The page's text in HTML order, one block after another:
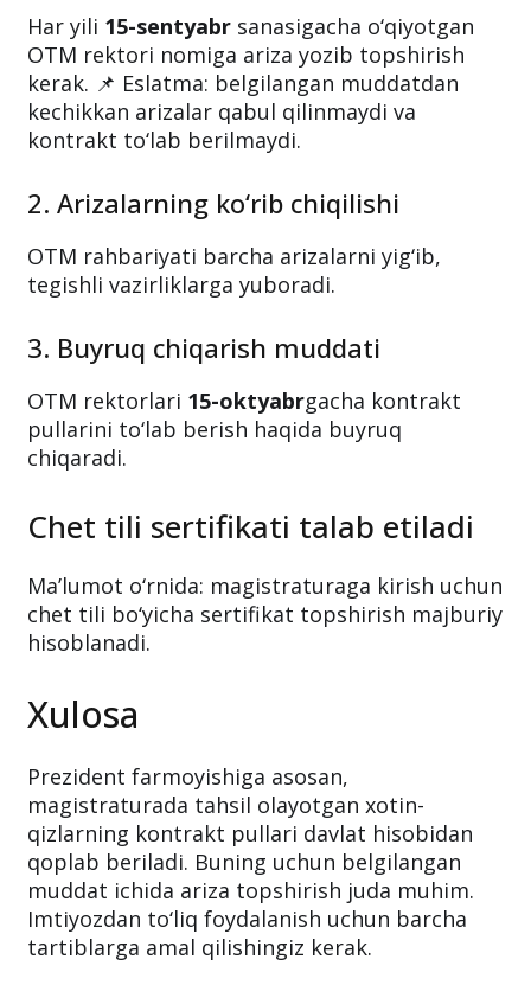
Har yili 15-sentyabr sanasigacha o‘qiyotgan
OTM rektori nomiga ariza yozib topshirish
kerak. 📌 Eslatma: belgilangan muddatdan
kechikkan arizalar qabul qilinmaydi va
kontrakt to‘lab berilmaydi.
2. Arizalarning ko‘rib chiqilishi
OTM rahbariyati barcha arizalarni yig‘ib,
tegishli vazirliklarga yuboradi.
3. Buyruq chiqarish muddati
OTM rektorlari 15-oktyabrgacha kontrakt
pullarini to‘lab berish haqida buyruq
chiqaradi.
Chet tili sertifikati talab etiladi
Ma’lumot o‘rnida: magistraturaga kirish uchun
chet tili bo‘yicha sertifikat topshirish majburiy
hisoblanadi.
Xulosa
Prezident farmoyishiga asosan,
magistraturada tahsil olayotgan xotin-
qizlarning kontrakt pullari davlat hisobidan
qoplab beriladi. Buning uchun belgilangan
muddat ichida ariza topshirish juda muhim.
Imtiyozdan to‘liq foydalanish uchun barcha
tartiblarga amal qilishingiz kerak.